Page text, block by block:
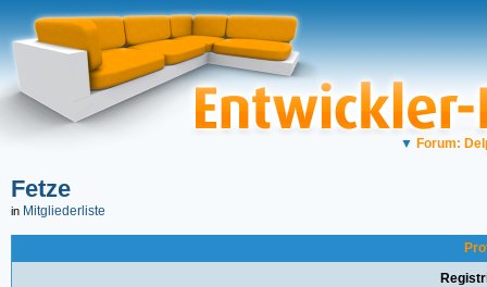
▼ Forum:
Fetze
in Mitgliederliste